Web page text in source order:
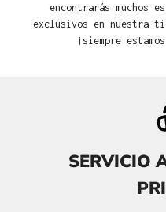
encontrarás muchos
exclusivos en nuestra
¡siempre
SERVICIO